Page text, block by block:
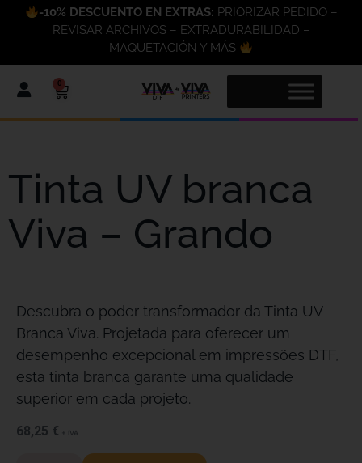
-10% DESCUENTO EN EXTRAS: PRIORIZAR PEDIDO –
REVISAR ARCHIVOS – EXTRADURABILIDAD –
MAQUETACIÓN Y MÁS
0
Tinta UV branca
Viva – Grando
Descubra o poder transformador da Tinta UV
Branca Viva. Projetada para oferecer um
desempenho excepcional em impressões DTF,
esta tinta branca garante uma qualidade
superior em cada projeto.
68,25 € + IVA